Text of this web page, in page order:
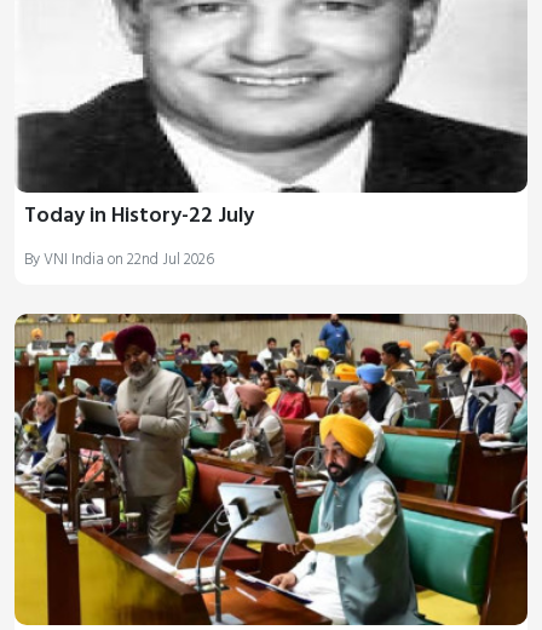
Today in History-22 July
By VNI India on 22nd Jul 2026